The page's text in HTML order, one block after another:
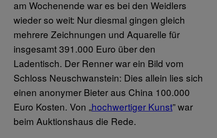
am Wochenende war es bei den Weidlers
wieder so weit: Nur diesmal gingen gleich
mehrere Zeichnungen und Aquarelle für
insgesamt 391.000 Euro über den
Ladentisch. Der Renner war ein Bild vom
Schloss Neuschwanstein: Dies allein lies sich
einen anonymer Bieter aus China 100.000
Euro Kosten. Von „hochwertiger Kunst” war
beim Auktionshaus die Rede.